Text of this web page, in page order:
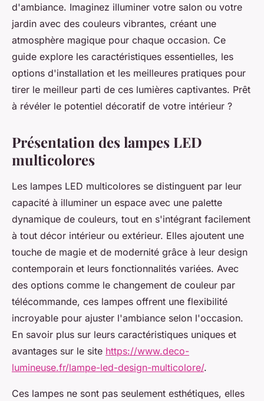
d'ambiance. Imaginez illuminer votre salon ou votre
jardin avec des couleurs vibrantes, créant une
atmosphère magique pour chaque occasion. Ce
guide explore les caractéristiques essentielles, les
options d'installation et les meilleures pratiques pour
tirer le meilleur parti de ces lumières captivantes. Prêt
à révéler le potentiel décoratif de votre intérieur ?
Présentation des lampes LED
multicolores
Les lampes LED multicolores se distinguent par leur
capacité à illuminer un espace avec une palette
dynamique de couleurs, tout en s'intégrant facilement
à tout décor intérieur ou extérieur. Elles ajoutent une
touche de magie et de modernité grâce à leur design
contemporain et leurs fonctionnalités variées. Avec
des options comme le changement de couleur par
télécommande, ces lampes offrent une flexibilité
incroyable pour ajuster l'ambiance selon l'occasion.
En savoir plus sur leurs caractéristiques uniques et
avantages sur le site https://www.deco-
lumineuse.fr/lampe-led-design-multicolore/.
Ces lampes ne sont pas seulement esthétiques, elles